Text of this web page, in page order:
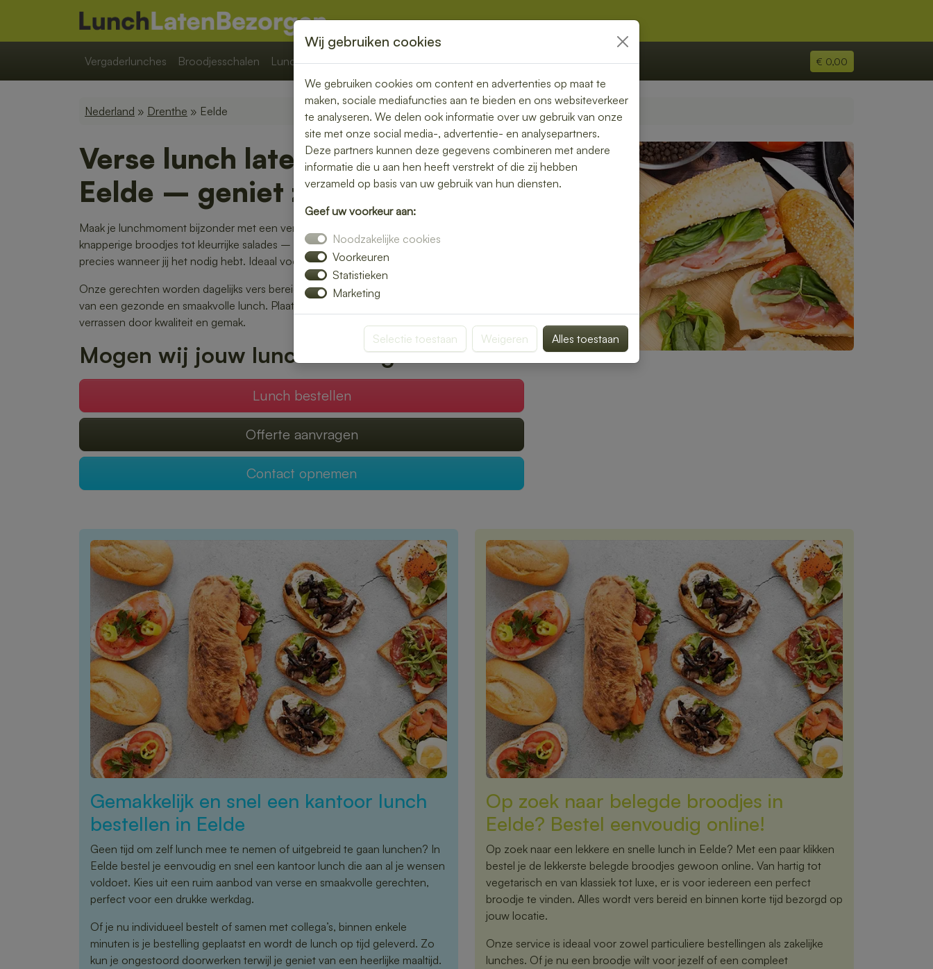
Vergaderlunches Broodjesschalen Lunchpakketten Overige € 0,00
Nederland » Drenthe » Eelde
Verse lunch laten bezorgen in
Eelde – geniet zonder zorgen
Maak je lunchmoment bijzonder met een verse lunch bezorgservice in Eelde. Van
knapperige broodjes tot kleurrijke salades – wij bezorgen jouw favoriete lunchgerechten
precies wanneer jij het nodig hebt. Ideaal voor thuis, op kantoor of tijdens een vergadering.
Onze gerechten worden dagelijks vers bereid en met zorg verpakt, zodat jij kunt genieten
van een gezonde en smaakvolle lunch. Plaats je bestelling eenvoudig online en laat je
verrassen door kwaliteit en gemak.
Mogen wij jouw lunch verzorgen?
Lunch bestellen
Offerte aanvragen
Contact opnemen
Gemakkelijk en snel een kantoor lunch
bestellen in Eelde
Geen tijd om zelf lunch mee te nemen of uitgebreid te gaan lunchen? In
Eelde bestel je eenvoudig en snel een kantoor lunch die aan al je wensen
voldoet. Kies uit een ruim aanbod van verse en smaakvolle gerechten,
perfect voor een drukke werkdag.
Of je nu individueel bestelt of samen met collega’s, binnen enkele
minuten is je bestelling geplaatst en wordt de lunch op tijd geleverd. Zo
kun je ongestoord doorwerken terwijl je geniet van een heerlijke maaltijd.
Op zoek naar belegde broodjes in
Eelde? Bestel eenvoudig online!
Op zoek naar een lekkere en snelle lunch in Eelde? Met een paar klikken
bestel je de lekkerste belegde broodjes gewoon online. Van hartig tot
vegetarisch en van klassiek tot luxe, er is voor iedereen een perfect
broodje te vinden. Alles wordt vers bereid en binnen korte tijd bezorgd op
jouw locatie.
Onze service is ideaal voor zowel particuliere bestellingen als zakelijke
lunches. Of je nu een broodje wilt voor jezelf of een compleet
Wij gebruiken cookies
We gebruiken cookies om content en advertenties op maat te
maken, sociale mediafuncties aan te bieden en ons websiteverkeer
te analyseren. We delen ook informatie over uw gebruik van onze
site met onze social media-, advertentie- en analysepartners.
Deze partners kunnen deze gegevens combineren met andere
informatie die u aan hen heeft verstrekt of die zij hebben
verzameld op basis van uw gebruik van hun diensten.
Geef uw voorkeur aan:
Noodzakelijke cookies
Voorkeuren
Statistieken
Marketing
Selectie toestaan Weigeren Alles toestaan